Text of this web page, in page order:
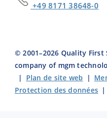
+49 8171 38648-0
© 2001–2026 Quality First
company of mgm
| Plan de site web |
Protection des données |